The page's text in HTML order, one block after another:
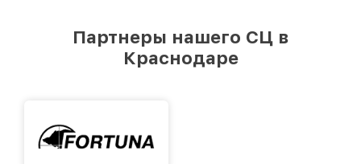
лучшим сервисным центром FLIR в городе
Краснодаре, постоянно повышая уровень
Партнеры нашего СЦ в
Краснодаре